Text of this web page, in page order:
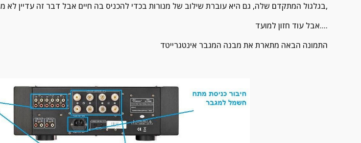
בגלגול המתקדם שלה, גם היא עוברת שילוב של מנורות בכדי להכניס בה חיים אבל דבר זה עדיין לא מגיע לריגוש שההגברות האחרות מביאות,
אבל עוד חזון למועד....
התמונה הבאה מתארת את מבנה המגבר אינטגרייטד